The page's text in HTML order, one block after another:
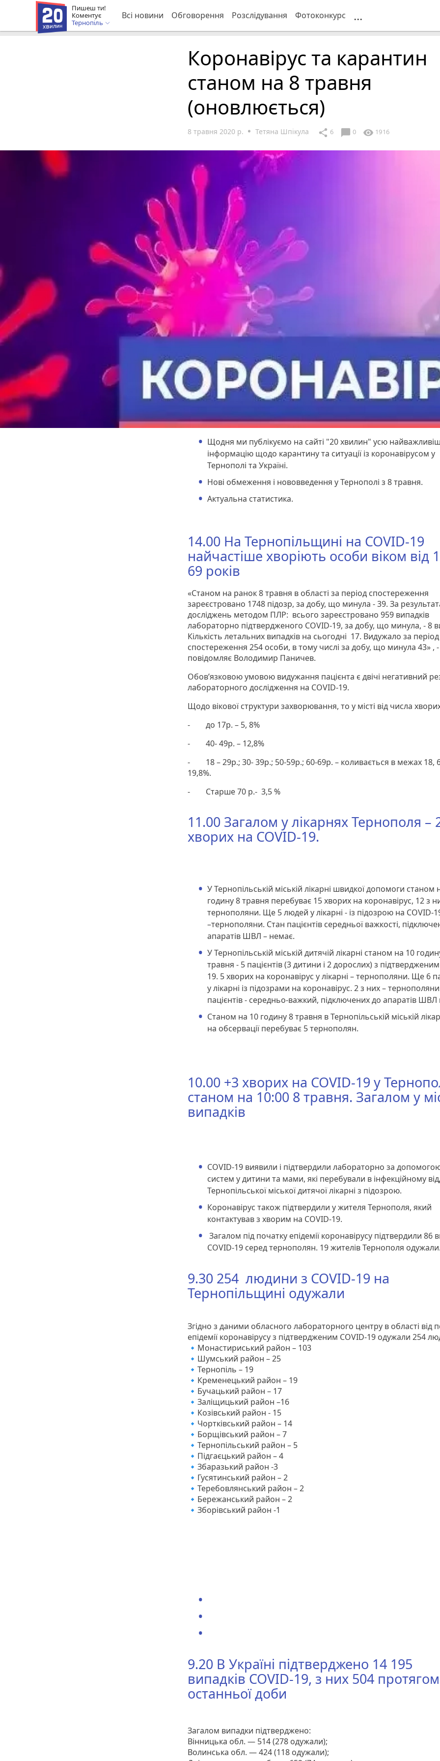
Пишеш ти!
Коментує
Тернопіль
Всі новини Обговорення Розслідування Фотоконкурс ...
Коронавірус та карантин
станом на 8 травня
(оновлюється)
8 травня 2020 р. Тетяна Шпікула share 6 chat_bubble 0 visibility 1916
Щодня ми публікуємо на сайті "20 хвилин" усю
інформацію щодо карантину та ситуації із коронавірусом у
Тернополі та Україні.
Нові обмеження і нововведення у Тернополі з 8 травня.
Актуальна статистика.
14.00 На Тернопільщині на COVID-19
найчастіше хворіють особи віком від
69 років
«Станом на ранок 8 травня в області за період спостереження
зареєстровано 1748 підозр, за добу, що минула - 39. За
досліджень методом ПЛР: всього зареєстровано 959 випадків
лабораторно підтвердженого COVID-19, за добу, що минула, - 8
Кількість летальних випадків на сьогодні 17. Видужало за період
спостереження 254 особи, в тому числі за добу, що минула 43» , -
повідомляє Володимир Паничев.
Обов’язковою умовою видужання пацієнта є двічі негативний
лабораторного дослідження на COVID-19.
Щодо вікової структури захворювання, то у місті від числа
- до 17р. – 5, 8%
- 40- 49р. – 12,8%
- 18 – 29р.; 30- 39р.; 50-59р.; 60-69р. – коливається в межах 18,
19,8%.
- Старше 70 р.- 3,5 %
11.00 Загалом у лікарнях Тернополя –
хворих на COVID-19.
У Тернопільській міській лікарні швидкої допомоги станом
годину 8 травня перебуває 15 хворих на коронавірус, 12 з
тернополяни. Ще 5 людей у лікарні - із підозрою на COVID-
–тернополяни. Стан пацієнтів середньої важкості,
апаратів ШВЛ – немає.
У Тернопільській міській дитячій лікарні станом на 10
травня - 5 пацієнтів (3 дитини і 2 дорослих) з
19. 5 хворих на коронавірус у лікарні – тернополяни. Ще 6
у лікарні із підозрами на коронавірус. 2 з них –
пацієнтів - середньо-важкий, підключених до апаратів ШВЛ
Станом на 10 годину 8 травня в Тернопільській міській
на обсервації перебуває 5 тернополян.
10.00 +3 хворих на COVID-19 у
станом на 10:00 8 травня. Загалом у
випадків
COVID-19 виявили і підтвердили лабораторно за
систем у дитини та мами, які перебували в інфекційному
Тернопільської міської дитячої лікарні з підозрою.
Коронавірус також підтвердили у жителя Тернополя, який
контактував з хворим на COVID-19.
Загалом під початку епідемії коронавірусу підтвердили 86
COVID-19 серед тернополян. 19 жителів Тернополя одужали.
9.30 254 людини з COVID-19 на
Тернопільщині одужали
Згідно з даними обласного лабораторного центру в області від
епідемії коронавірусу з підтвердженим COVID-19 одужали 254
🔹Монастириський район – 103
🔹Шумський район – 25
🔹Тернопіль – 19
🔹Кременецький район – 19
🔹Бучацький район – 17
🔹Заліщицький район –16
🔹Козівський район - 15
🔹Чортківський район – 14
🔹Борщівський район – 7
🔹Тернопільський район – 5
🔹Підгаєцький район – 4
🔹Збаразький район -3
🔹Гусятинський район – 2
🔹Теребовлянський район – 2
🔹Бережанський район – 2
🔹Зборівський район -1
9.20 В Україні підтверджено 14 195
випадків COVID-19, з них 504 протягом
останньої доби
Загалом випадки підтверджено:
Вінницька обл. — 514 (278 одужали);
Волинська обл. — 424 (118 одужали);